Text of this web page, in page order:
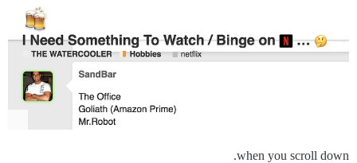
when you scroll down.